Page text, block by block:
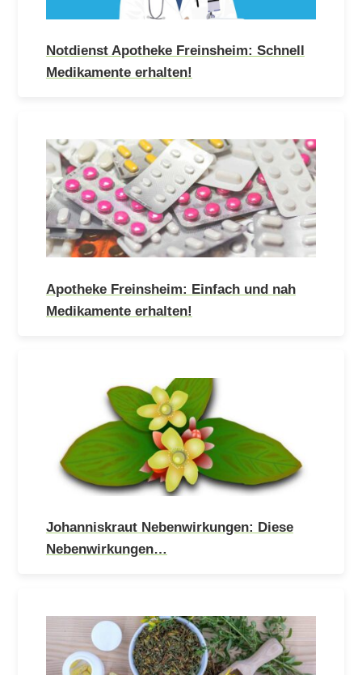
Notdienst Apotheke Freinsheim: Schnell
Medikamente erhalten!
Apotheke Freinsheim: Einfach und nah
Medikamente erhalten!
Johanniskraut Nebenwirkungen: Diese
Nebenwirkungen…